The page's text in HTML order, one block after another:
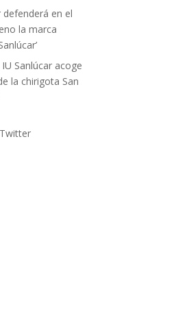
defenderá en el
la marca
Sanlúcar acoge
la chirigota San